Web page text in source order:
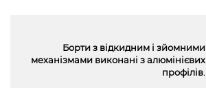
Борти з відкидним і зйомними
механізмами виконані з алюмінієвих
профілів.